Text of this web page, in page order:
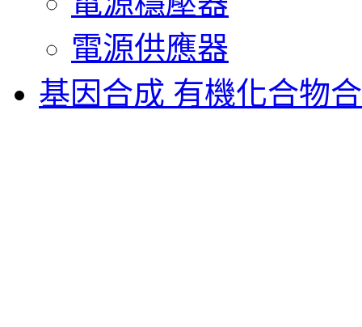
電源供應器
基因合成 有機化合物